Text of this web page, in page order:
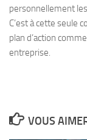
personnellement
C’est à cette seule
plan d’action
entreprise.
VOUS